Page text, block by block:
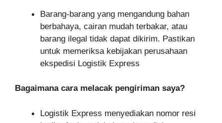
Barang-barang yang mengandung bahan
berbahaya, cairan mudah terbakar, atau
barang ilegal tidak dapat dikirim. Pastikan
untuk memeriksa kebijakan perusahaan
ekspedisi Logistik Express
Bagaimana cara melacak pengiriman saya?
Logistik Express menyediakan nomor resi